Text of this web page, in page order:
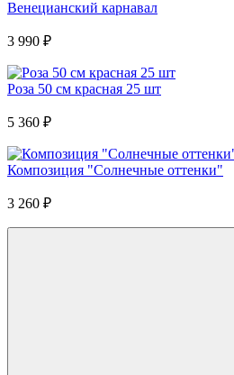
Венецианский карнавал
3 990 ₽
Роза 50 см красная 25 шт
5 360 ₽
Композиция "Солнечные оттенки"
3 260 ₽